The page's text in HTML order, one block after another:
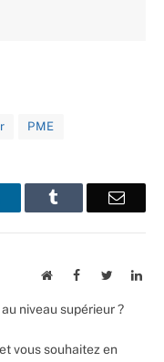
PME
Email
WebsiteFacebookTwitter
niveau supérieur ?
vous souhaitez en